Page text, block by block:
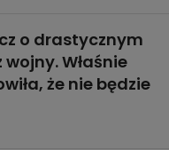
o drastycznym
Właśnie
że nie będzie